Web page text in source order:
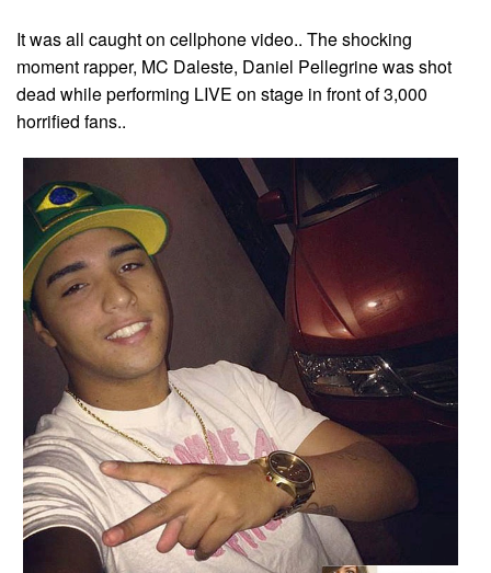
It was all caught on cellphone video.. The shocking
moment rapper, MC Daleste, Daniel Pellegrine was shot
dead while performing LIVE on stage in front of 3,000
horrified fans..